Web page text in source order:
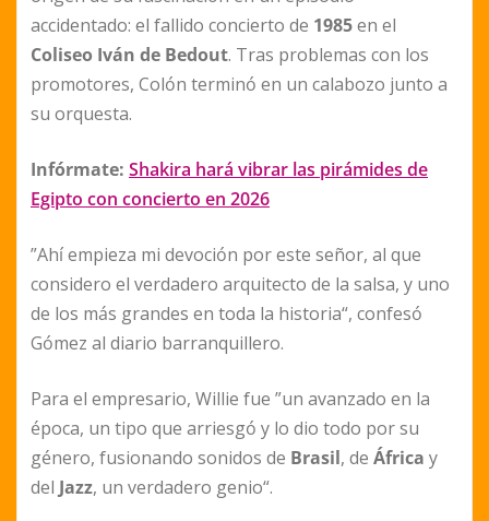
accidentado: el fallido concierto de 1985en el
Coliseo Iván de Bedout. Tras problemas con los
promotores, Colón terminó en un calabozo junto a
su orquesta.
Infórmate: Shakira hará vibrar las pirámides de
Egipto con concierto en 2026
”Ahí empieza mi devoción por este señor, al que
considero el verdadero arquitecto de la salsa, y uno
de los más grandes en toda la historia“, confesó
Gómez al diario barranquillero.
Para el empresario, Willie fue ”un avanzado en la
época, un tipo que arriesgó y lo dio todo por su
género, fusionando sonidos de Brasil, de África y
del Jazz, un verdadero genio“.